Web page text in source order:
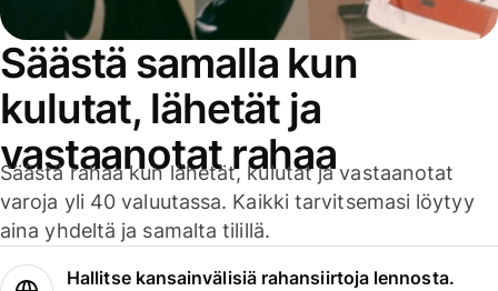
Säästä samalla kun
kulutat, lähetät ja
vastaanotat rahaa
Säästä rahaa kun lähetät, kulutat ja vastaanotat
varoja yli 40 valuutassa. Kaikki tarvitsemasi löytyy
aina yhdeltä ja samalta tilillä.
Hallitse kansainvälisiä rahansiirtoja lennosta.